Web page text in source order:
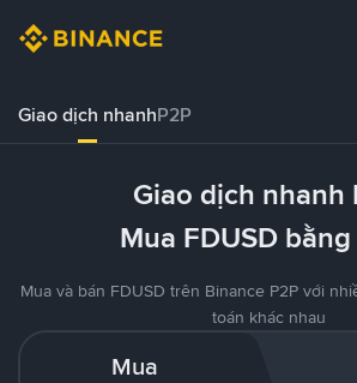
Giao dịch nhanhP2P
Giao dịch nhanh
Mua FDUSD
Mua và bán FDUSD trên Binance P2P với
toán khác nhau
Mua